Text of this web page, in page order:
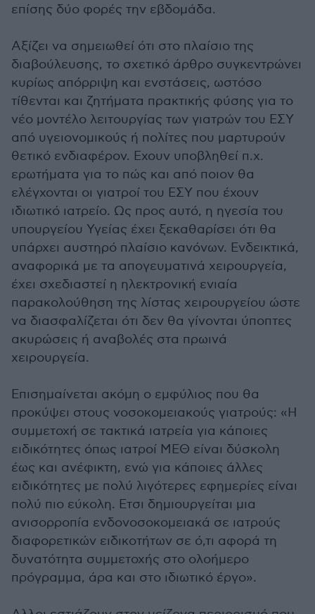
επίσης δύο φορές την εβδομάδα.
Αξίζει να σημειωθεί ότι στο πλαίσιο της
διαβούλευσης, το σχετικό άρθρο συγκεντρώνει
κυρίως απόρριψη και ενστάσεις, ωστόσο
τίθενται και ζητήματα πρακτικής φύσης για το
νέο μοντέλο λειτουργίας των γιατρών του ΕΣΥ
από υγειονομικούς ή πολίτες που μαρτυρούν
θετικό ενδιαφέρον. Εχουν υποβληθεί π.χ.
ερωτήματα για το πώς και από ποιον θα
ελέγχονται οι γιατροί του ΕΣΥ που έχουν
ιδιωτικό ιατρείο. Ως προς αυτό, η ηγεσία του
υπουργείου Υγείας έχει ξεκαθαρίσει ότι θα
υπάρχει αυστηρό πλαίσιο κανόνων. Ενδεικτικά,
αναφορικά με τα απογευματινά χειρουργεία,
έχει σχεδιαστεί η ηλεκτρονική ενιαία
παρακολούθηση της λίστας χειρουργείου ώστε
να διασφαλίζεται ότι δεν θα γίνονται ύποπτες
ακυρώσεις ή αναβολές στα πρωινά
χειρουργεία.
Επισημαίνεται ακόμη ο εμφύλιος που θα
προκύψει στους νοσοκομειακούς γιατρούς: «Η
συμμετοχή σε τακτικά ιατρεία για κάποιες
ειδικότητες όπως ιατροί ΜΕΘ είναι δύσκολη
έως και ανέφικτη, ενώ για κάποιες άλλες
ειδικότητες με πολύ λιγότερες εφημερίες είναι
πολύ πιο εύκολη. Ετσι δημιουργείται μια
ανισορροπία ενδονοσοκομειακά σε ιατρούς
διαφορετικών ειδικοτήτων σε ό,τι αφορά τη
δυνατότητα συμμετοχής στο ολοήμερο
πρόγραμμα, άρα και στο ιδιωτικό έργο».